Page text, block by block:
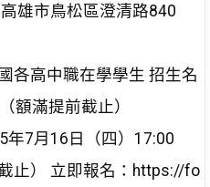
雄市鳥松區澄清路840
各高中職在學學生 招生名
額滿提前截止）
年7月16日（四）17:00
止） 立即報名：https://fo